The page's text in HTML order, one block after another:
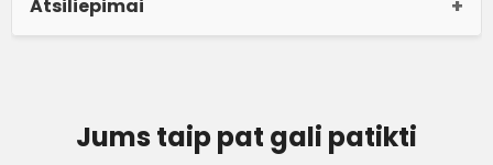
Atsiliepimai
Jums taip pat gali patikti